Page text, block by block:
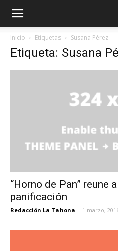
Inicio Etiquetas Susana Pérez
Etiqueta: Susana
“Horno de Pan” reune
panificación
Redacción La Tahona - 1 marzo,